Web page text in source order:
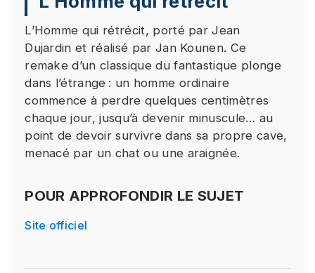
placement de cookies par le fournisseur de la
redirigé(e). Étant donné votre refus du dépôt de
cookies que vous avez exprimé, afin de
respecter votre choix, nous avons bloqué la
lecture de cette vidéo. Si vous souhaitez
continuer et lire la vidéo, vous devez nous
donner votre consentement en cliquant sur le
bouton ci-dessous.
L’Homme qui rétrécit, porté par Jean
Dujardin et réalisé par Jan Kounen. Ce
remake d’un classique du fantastique plonge
dans l’étrange : un homme ordinaire
commence à perdre quelques centimètres
chaque jour, jusqu’à devenir minuscule… au
point de devoir survivre dans sa propre cave,
menacé par un chat ou une araignée.
POUR APPROFONDIR LE SUJET
Site officiel